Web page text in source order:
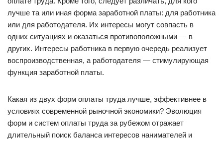
лучше та или иная форма заработной платы: для работника
или для работодателя. Их интересы могут совпасть в
одних ситуациях и оказаться противоположными — в
других. Интересы работника в первую очередь реализует
воспроизводственная, а работодателя — стимулирующая
функция заработной платы.
Какая из двух форм оплаты труда лучше, эффективнее в
условиях современной рыночной экономики? Эволюция
форм и систем оплаты труда за рубежом отражает
длительный поиск баланса интересов нанимателей и